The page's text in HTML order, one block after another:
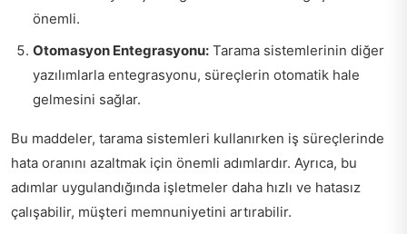
önemli.
Otomasyon Entegrasyonu: Tarama sistemlerinin diğer
yazılımlarla entegrasyonu, süreçlerin otomatik hale
gelmesini sağlar.
Bu maddeler, tarama sistemleri kullanırken iş süreçlerinde
hata oranını azaltmak için önemli adımlardır. Ayrıca, bu
adımlar uygulandığında işletmeler daha hızlı ve hatasız
çalışabilir, müşteri memnuniyetini artırabilir.